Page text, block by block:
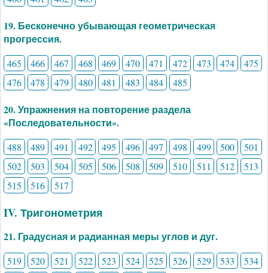
19. Бесконечно убывающая геометрическая
прогрессия.
465 466 467 468 469 470 471 472 473 474
475
476
478 479 480 481 483 484 485
20. Упражнения на повторение раздела
«Последовательности».
488 489 491 492 495 496 497 498 499 500
501
502
503 504 505 506 508 509 510 511 512
513
515
516 517
IV. Тригонометрия
21. Градусная и радианная меры углов и дуг.
519 520 521 522 523 524 525 526 529 533
534